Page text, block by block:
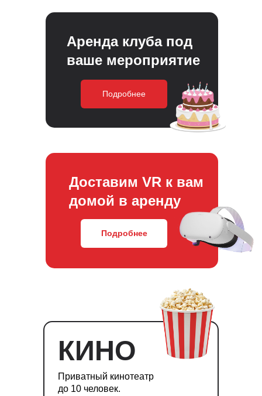
Аренда клуба под
ваше мероприятие
Подробнее
Доставим VR к вам
домой в аренду
Подробнее
КИНО
Приватный кинотеатр
до 10 человек.